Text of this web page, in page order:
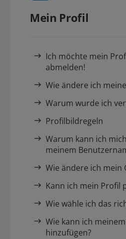
Mein Profil
Ich möchte mein
abmelden!
Wie ändere ich
Warum wurde ich
Profilbildregeln
Warum kann ich
meinem
Wie ändere ich mein
Kann ich mein Profil
Wie wähle ich das
Wie kann ich
hinzufügen?